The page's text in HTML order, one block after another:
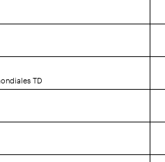
TD